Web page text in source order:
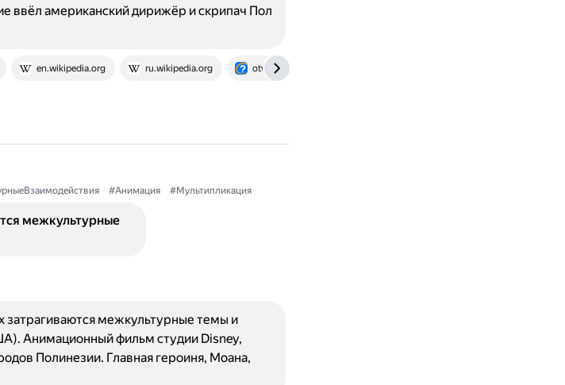
en.wikipedia.org ru.wikipedia.org otvet.mail.ru
ввёл американский дирижёр и скрипач Пол
#Анимация #Мультипликация
межкультурные
межкультурные темы и
Анимационный фильм студии Disney,
Полинезии. Главная героиня, Моана,